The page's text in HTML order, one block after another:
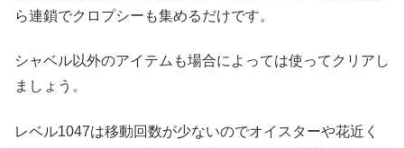
ら連鎖でクロプシーも集めるだけです。
シャベル以外のアイテムも場合によっては使ってクリアし
ましょう。
レベル1047は移動回数が少ないのでオイスターや花近く